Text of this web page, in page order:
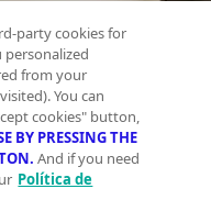
party cookies for
from your
You can
cookies" button,
BY PRESSING THE
And if you need
Política de